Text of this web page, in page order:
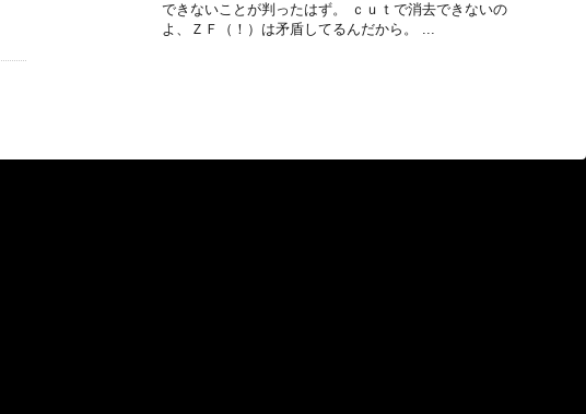
できないことが判ったはず。 ｃｕｔで消去できないの
よ、ＺＦ（！）は矛盾してるんだから。 ...